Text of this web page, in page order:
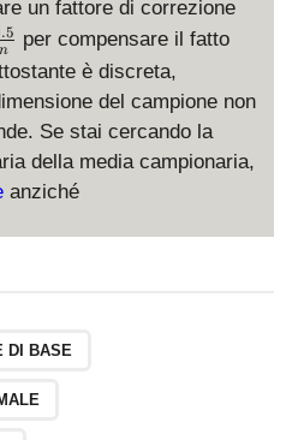
\
le
p
_
2
un fattore di correzione
n
per compensare il fatto
è discreta,
del campione non
Se stai cercando la
della media campionaria,
anziché
DI BASE